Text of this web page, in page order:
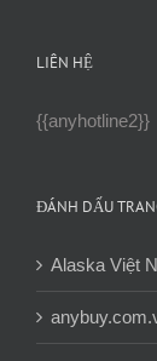
LIÊN HỆ
{{anyhotline2}}
ĐÁNH DẤU
Alaska Việt